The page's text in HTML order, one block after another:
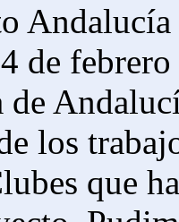
de
de
los
que